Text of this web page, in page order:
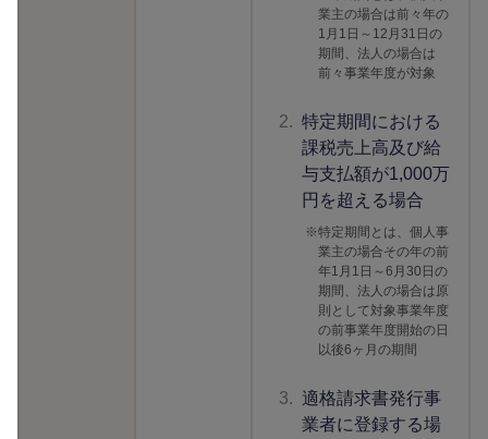
業主の場合は前々年の
1月1日～12月31日の
期間、法人の場合は
前々事業年度が対象
2. 特定期間における
課税売上高及び給
与支払額が1,000万
円を超える場合
※特定期間とは、個人事
業主の場合その年の前
年1月1日～6月30日の
期間、法人の場合は原
則として対象事業年度
の前事業年度開始の日
以後6ヶ月の期間
3. 適格請求書発行事
業者に登録する場